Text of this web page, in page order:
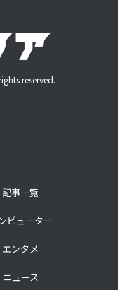
reserved.
記事一覧
ピューター
エンタメ
ニュース